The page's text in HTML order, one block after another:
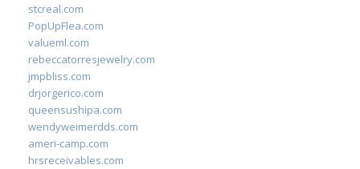
stcreal.com
PopUpFlea.com
valueml.com
rebeccatorresjewelry.com
jmpbliss.com
drjorgerico.com
queensushipa.com
wendyweimerdds.com
ameri-camp.com
hrsreceivables.com